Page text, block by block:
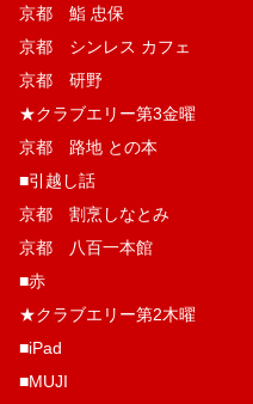
京都 鮨 忠保
京都 シンレス カフェ
京都 研野
★クラブエリー第3金曜
京都 路地 との本
■引越し話
京都 割烹しなとみ
京都 八百一本館
■赤
★クラブエリー第2木曜
■iPad
■MUJI